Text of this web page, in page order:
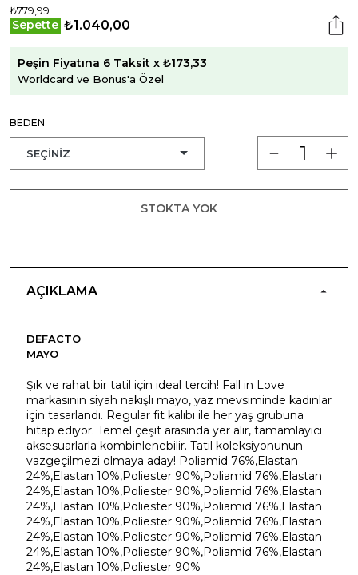
₺779,99
Sepette ₺1.040,00
Peşin Fiyatına 6 Taksit x ₺173,33
Worldcard ve Bonus'a Özel
BEDEN
STOKTA YOK
AÇIKLAMA
DEFACTO
MAYO
Şık ve rahat bir tatil için ideal tercih! Fall in Love
markasının siyah nakışlı mayo, yaz mevsiminde kadınlar
için tasarlandı. Regular fit kalıbı ile her yaş grubuna
hitap ediyor. Temel çeşit arasında yer alır, tamamlayıcı
aksesuarlarla kombinlenebilir. Tatil koleksiyonunun
vazgeçilmezi olmaya aday! Poliamid 76%,Elastan
24%,Elastan 10%,Poliester 90%,Poliamid 76%,Elastan
24%,Elastan 10%,Poliester 90%,Poliamid 76%,Elastan
24%,Elastan 10%,Poliester 90%,Poliamid 76%,Elastan
24%,Elastan 10%,Poliester 90%,Poliamid 76%,Elastan
24%,Elastan 10%,Poliester 90%,Poliamid 76%,Elastan
24%,Elastan 10%,Poliester 90%,Poliamid 76%,Elastan
24%,Elastan 10%,Poliester 90%